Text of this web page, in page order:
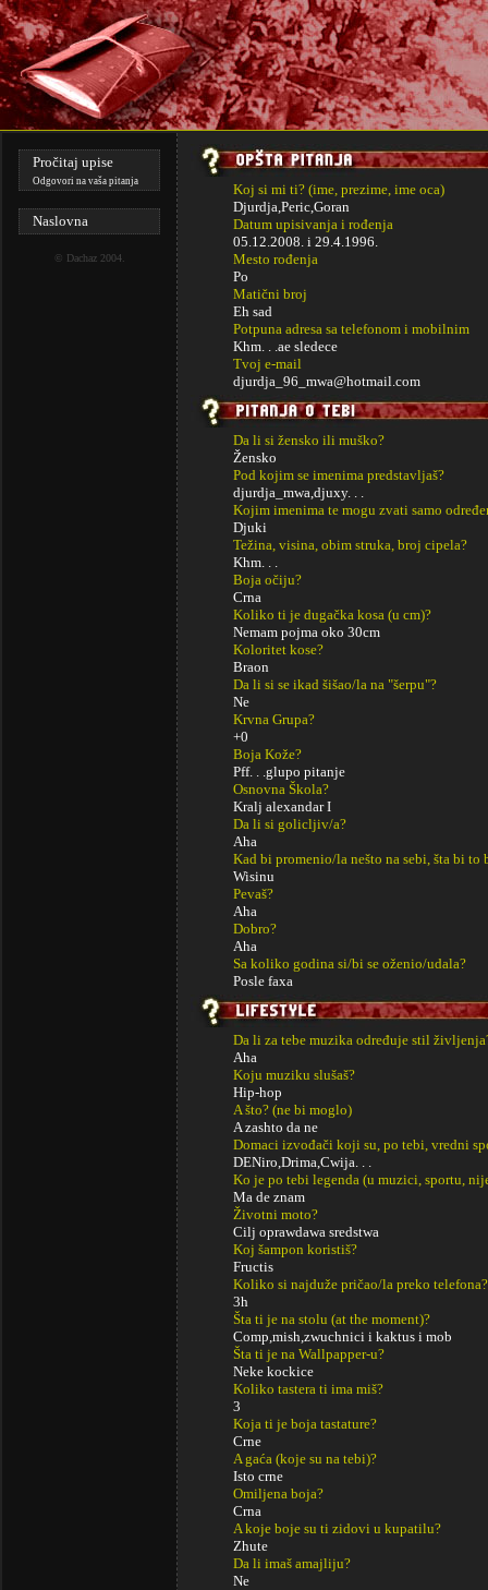
Pročitaj upise
Odgovori na vaša pitanja
Naslovna
© Dachaz2004.
Koj si mi ti? (ime, prezime, ime oca)
Djurdja,Peric,Goran
Datum upisivanja i rođenja
05.12.2008. i 29.4.1996.
Mesto rođenja
Po
Matični broj
Eh sad
Potpuna adresa sa telefonom i mobilnim
Khm. . .ae sledece
Tvoj e-mail
djurdja_96_mwa@hotmail.com
Da li si žensko ili muško?
Žensko
Pod kojim se imenima predstavljaš?
djurdja_mwa,djuxy. . .
Kojim imenima te mogu zvati samo
Djuki
Težina, visina, obim struka, broj cipela?
Khm. . .
Boja očiju?
Crna
Koliko ti je dugačka kosa (u cm)?
Nemam pojma oko 30cm
Koloritet kose?
Braon
Da li si se ikad šišao/la na "šerpu"?
Ne
Krvna Grupa?
+0
Boja Kože?
Pff. . .glupo pitanje
Osnovna Škola?
Kralj alexandar I
Da li si golicljiv/a?
Aha
Kad bi promenio/la nešto na sebi, šta bi to
Wisinu
Pevaš?
Aha
Dobro?
Aha
Sa koliko godina si/bi se oženio/udala?
Posle faxa
Da li za tebe muzika određuje stil
Aha
Koju muziku slušaš?
Hip-hop
A što? (ne bi moglo)
A zashto da ne
Domaci izvođači koji su, po tebi, vredni
DENiro,Drima,Cwija. . .
Ko je po tebi legenda (u muzici, sportu,
Ma de znam
Životni moto?
Cilj oprawdawa sredstwa
Koj šampon koristiš?
Fructis
Koliko si najduže pričao/la preko telefona?
3h
Šta ti je na stolu (at the moment)?
Comp,mish,zwuchnici i kaktus i mob
Šta ti je na Wallpapper-u?
Neke kockice
Koliko tastera ti ima miš?
3
Koja ti je boja tastature?
Crne
A gaća (koje su na tebi)?
Isto crne
Omiljena boja?
Crna
A koje boje su ti zidovi u kupatilu?
Zhute
Da li imaš amajliju?
Ne